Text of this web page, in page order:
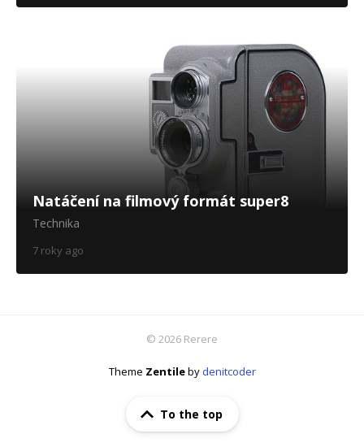
Natáčení na filmový formát super8
Technika
7 roky ago
© 2026 Rerere
To the top
Theme Zentilebydenitcoder